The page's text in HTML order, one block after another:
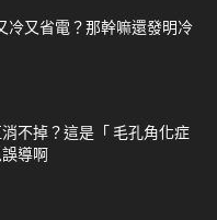
冷又省電？那幹嘛還發明冷
不掉？這是「 毛孔角化症
導啊